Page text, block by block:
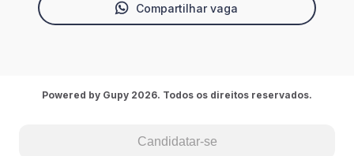
Compartilhar vaga
Candidatar-se
Powered by Gupy 2026. Todos os direitos reservados.